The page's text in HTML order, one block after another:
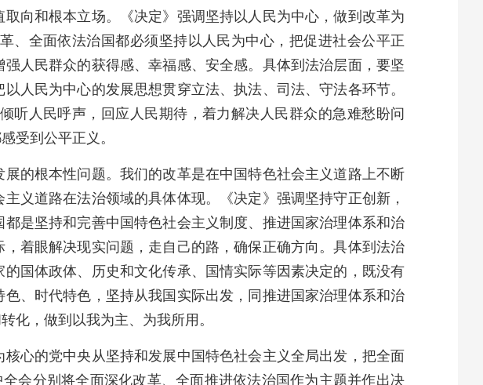
向和根本立场。《决定》强调坚持以人民为中心，做到改革为
、全面依法治国都必须坚持以人民为中心，把促进社会公平正
人民群众的获得感、幸福感、安全感。具体到法治层面，要坚
人民为中心的发展思想贯穿立法、执法、司法、守法各环节。
听人民呼声，回应人民期待，着力解决人民群众的急难愁盼问
受到公平正义。
的根本性问题。我们的改革是在中国特色社会主义道路上不断
义道路在法治领域的具体体现。《决定》强调坚持守正创新，
是坚持和完善中国特色社会主义制度、推进国家治理体系和治
着眼解决现实问题，走自己的路，确保正确方向。具体到法治
国体政体、历史和文化传承、国情实际等因素决定的，既没有
、时代特色，坚持从我国实际出发，同推进国家治理体系和治
化，做到以我为主、为我所用。
心的党中央从坚持和发展中国特色社会主义全局出发，把全面
会分别将全面深化改革、全面推进依法治国作为主题并作出决